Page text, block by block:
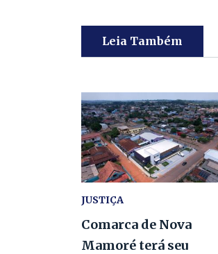
Leia Também
JUSTIÇA
Comarca de Nova
Mamoré terá seu